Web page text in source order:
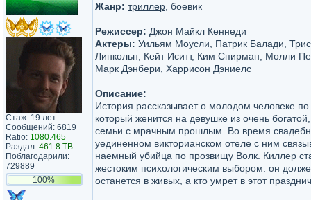
Стаж: 19 лет
Сообщений: 6819
Ratio: 1080.465
Раздал: 461.8 TB
Поблагодарили:
729889
100%
Жанр: триллер , боевик
Режиссер: Джон Майкл Кеннеди
Актеры: Уильям Моусли, Патрик Балади,
Линкольн, Кейт Иситт, Ким Спирман, Молли
Марк Дэнбери, Харрисон Дэниелс
Описание:
История рассказывает о молодом человеке
который женится на девушке из очень
семьи с мрачным прошлым. Во время
уединенном викторианском отеле с ним
наемный убийца по прозвищу Волк. Киллер
жестоким психологическим выбором: он
останется в живых, а кто умрет в этот